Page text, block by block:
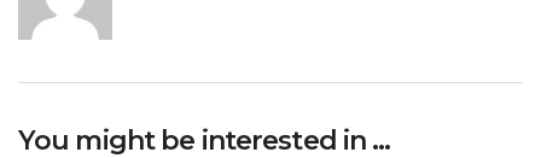
You might be interested in …